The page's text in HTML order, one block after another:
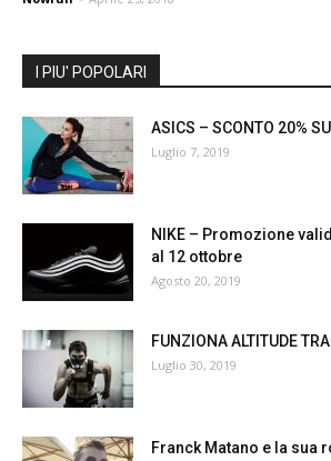
I PIU' POPOLARI
ASICS – SCONTO 20%
Luglio 7, 2019
NIKE – Promozione
al 12 ottobre
Agosto 20, 2019
FUNZIONA ALTITUDE
Luglio 30, 2019
Franck Matano e la sua